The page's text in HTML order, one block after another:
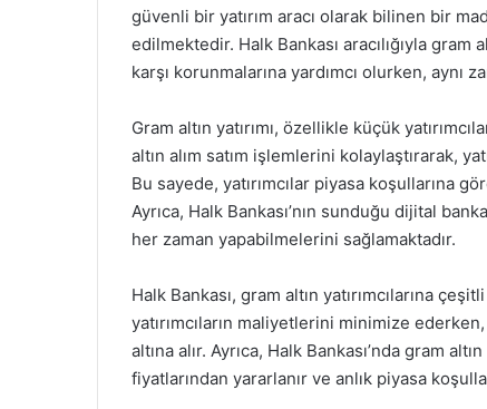
güvenli bir yatırım aracı olarak bilinen bir
edilmektedir. Halk Bankası aracılığıyla gram
karşı korunmalarına yardımcı olurken, aynı
Gram altın yatırımı, özellikle küçük
altın alım satım işlemlerini kolaylaştırarak,
Bu sayede, yatırımcılar piyasa koşullarına
Ayrıca, Halk Bankası’nın sunduğu dijital
her zaman yapabilmelerini sağlamaktadır.
Halk Bankası, gram altın yatırımcılarına
yatırımcıların maliyetlerini minimize
altına alır. Ayrıca, Halk Bankası’nda gram
fiyatlarından yararlanır ve anlık piyasa